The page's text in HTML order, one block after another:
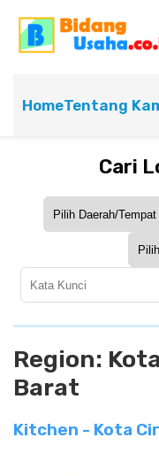
HomeTentang
Cari
Region:
Barat
Kitchen - Kota